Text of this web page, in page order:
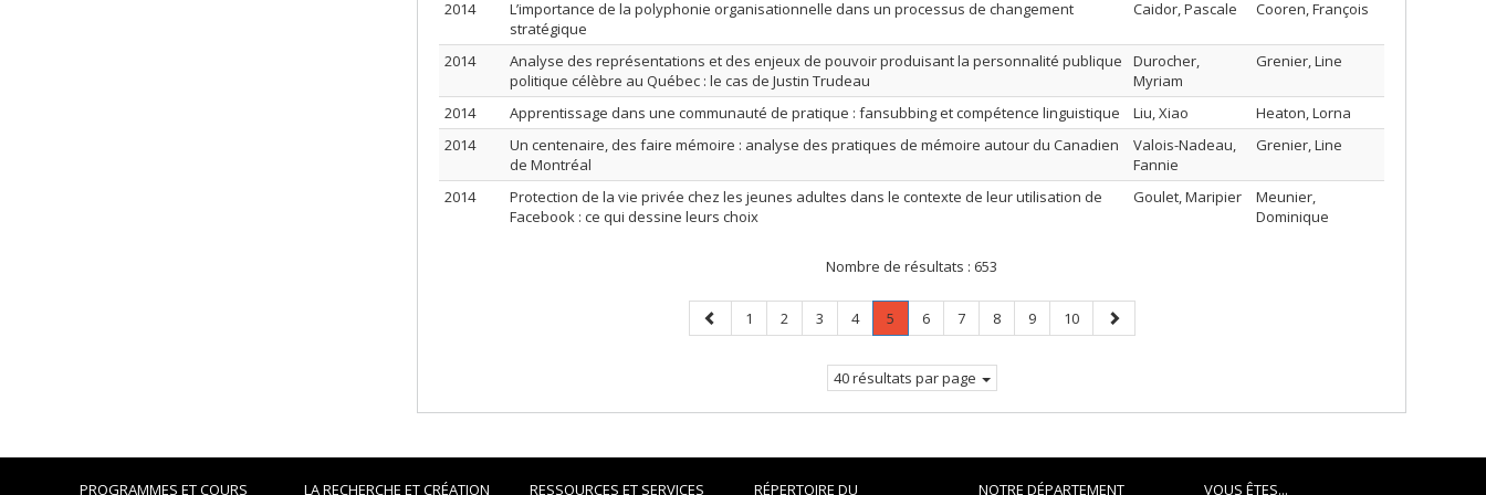
2014
L’importance de la polyphonie organisationnelle dans un processus de changement
stratégique
Caidor, Pascale Cooren, François
2014
Analyse des représentations et des enjeux de pouvoir produisant la personnalité publique
politique célèbre au Québec : le cas de Justin Trudeau
Durocher,
Myriam
Grenier, Line
2014 Apprentissage dans une communauté de pratique : fansubbing et compétence linguistique Liu, Xiao
Heaton, Lorna
2014
Un centenaire, des faire mémoire : analyse des pratiques de mémoire autour du Canadien
de Montréal
Valois-Nadeau,
Fannie
Grenier, Line
2014
Protection de la vie privée chez les jeunes adultes dans le contexte de leur utilisation de
Facebook : ce qui dessine leurs choix
Goulet, Maripier
Meunier,
Dominique
Nombre de résultats : 653
Page
précédente
Page
1 Page
2 Page
3 Page
4 Page
5.
Page
Page
6 Page
7 Page
8 Page
9 Page
10
Page
suivante
40 résultats par page
PROGRAMMES ET COURS LA RECHERCHE ET CRÉATION RESSOURCES ET SERVICES RÉPERTOIRE DU NOTRE DÉPARTEMENT VOUS ÊTES...